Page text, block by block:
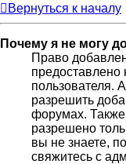
Вернуться к началу
Почему я не могу
Право
пользователя.
разрешить
форумах.
разрешено
вы не знаете,
свяжитесь с